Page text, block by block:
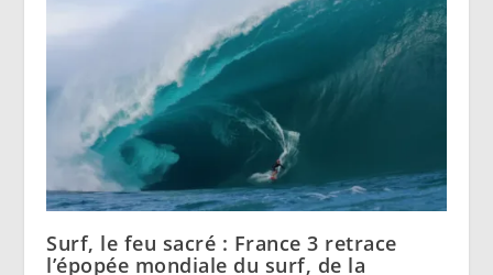
Surf, le feu sacré : France 3 retrace
l’épopée mondiale du surf, de la